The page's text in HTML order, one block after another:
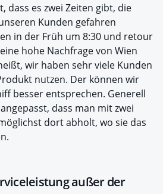
dass es zwei Zeiten gibt, die
Kunden gefahren
in der Früh um 8:30 und retour
hohe Nachfrage von Wien
wir haben sehr viele Kunden
nutzen. Der können wir
besser entsprechen. Generell
dass man mit zwei
dort abholt, wo sie das
außer der